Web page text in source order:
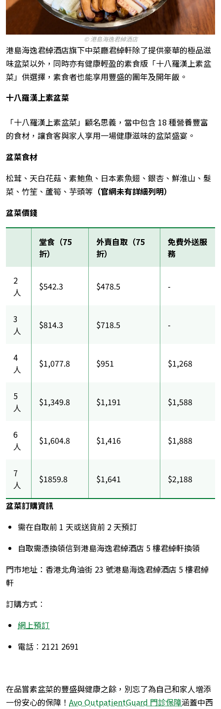
© 港島海逸君綽酒店
港島海逸君綽酒店旗下中菜廳君綽軒除了提供豪華的極品滋
味盆菜以外，同時亦有健康輕盈的素食版「十八羅漢上素盆
菜」供選擇，素食者也能享用豐盛的團年及開年飯。
十八羅漢上素盆菜
「十八羅漢上素盆菜」顧名思義，當中包含 18 種營養豐富
的食材，讓食客與家人享用一場健康滋味的盆菜盛宴。
盆菜食材
松茸、天白花菇、素鮑魚、日本素魚翅、銀杏、鮮淮山、髮
菜、竹笙、蘆筍、芋頭等 （官網未有詳細列明）
盆菜價錢
堂食（75
折）
外賣自取（75
折）
免費外送服
務
2
人
$542.3 $478.5 -
3
人
$814.3 $718.5 -
4
人
$1,077.8 $951 $1,268
5
人
$1,349.8 $1,191 $1,588
6
人
$1,604.8 $1,416 $1,888
7
人
$1859.8 $1,641 $2,188
盆菜訂購資訊
需在自取前 1 天或送貨前 2 天預訂
自取需憑換領信到港島海逸君綽酒店 5 樓君綽軒換領
門市地址：香港北角油街 23 號港島海逸君綽酒店 5 樓君綽
軒
訂購方式︰
網上預訂
電話︰2121 2691
在品嘗素盆菜的豐盛與健康之餘，別忘了為自己和家人增添
一份安心的保障！ Avo OutpatientGuard 門診保障涵蓋中西